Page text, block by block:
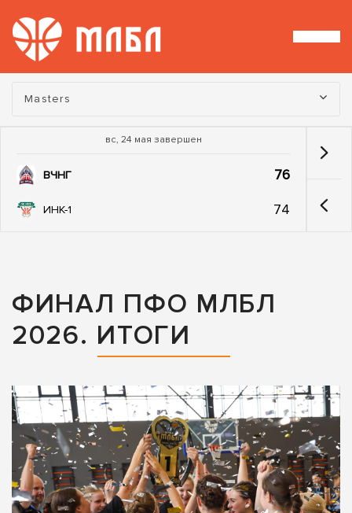
Турнир:
Masters
вс, 24 мая завершен
ВЧНГ 76
ИНК-1 74
ФИНАЛ ПФО МЛБЛ
2026. ИТОГИ